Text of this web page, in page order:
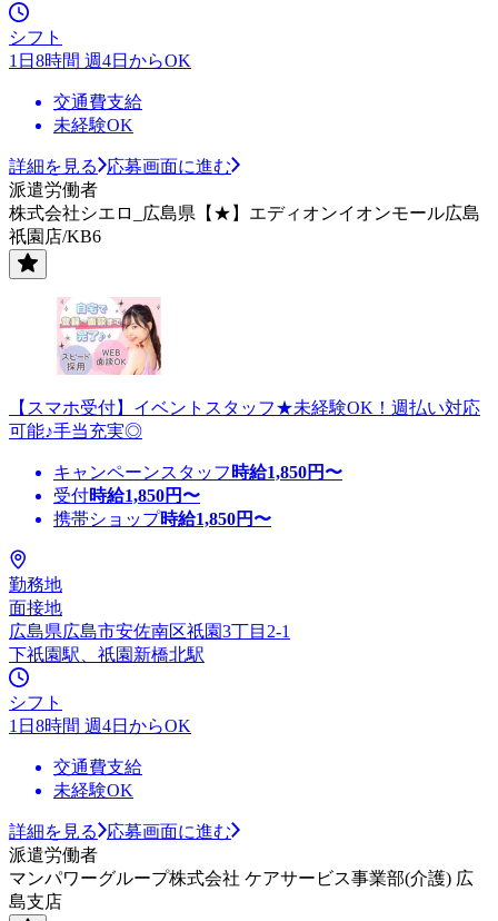
シフト
1日8時間 週4日からOK
交通費支給
未経験OK
詳細を見る
応募画面に進む
派遣労働者
株式会社シエロ_広島県【★】エディオンイオンモール広島
祇園店/KB6
【スマホ受付】イベントスタッフ★未経験OK！週払い対応
可能♪手当充実◎
キャンペーンスタッフ 時給1,850円〜
受付時給1,850円〜
携帯ショップ時給1,850円〜
勤務地
面接地
広島県広島市安佐南区祇園3丁目2-1
下祇園駅、祇園新橋北駅
シフト
1日8時間 週4日からOK
交通費支給
未経験OK
詳細を見る
応募画面に進む
派遣労働者
マンパワーグループ株式会社 ケアサービス事業部(介護) 広
島支店